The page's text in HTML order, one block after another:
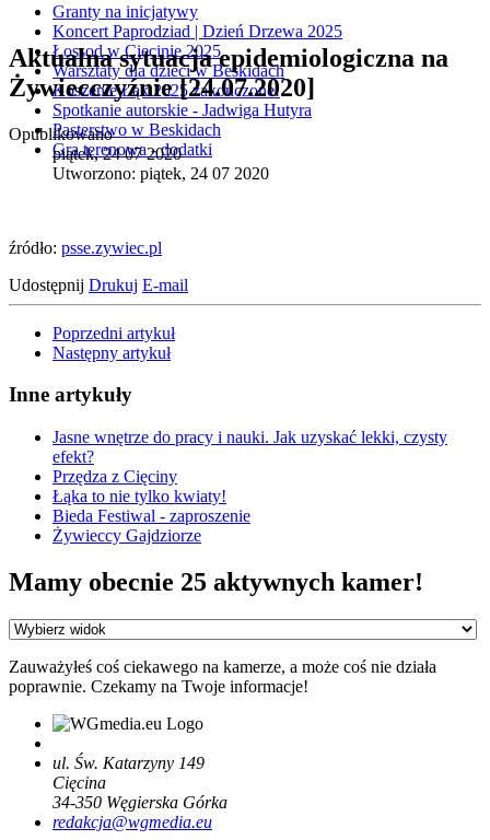
Granty na inicjatywy
Koncert Paprodziad | Dzień Drzewa 2025
Łossod w Cięcinie 2025
Warsztaty dla dzieci w Beskidach
Koszenie Łąk 2025 zakończone!
Spotkanie autorskie - Jadwiga Hutyra
Pasterstwo w Beskidach
Gra terenowa - dodatki
Aktualna sytuacja epidemiologiczna na
Żywiecczyźnie [24.07.2020]
Opublikowano
piątek, 24 07 2020
Utworzono: piątek, 24 07 2020
źródło: psse.zywiec.pl
Udostępnij Drukuj E-mail
Poprzedni artykuł
Następny artykuł
Inne artykuły
Jasne wnętrze do pracy i nauki. Jak uzyskać lekki, czysty
efekt?
Przędza z Cięciny
Łąka to nie tylko kwiaty!
Bieda Festiwal - zaproszenie
Żywieccy Gajdziorze
Mamy obecnie 25 aktywnych kamer!
Zauważyłeś coś ciekawego na kamerze, a może coś nie działa
poprawnie. Czekamy na Twoje informacje!
ul. Św. Katarzyny 149
Cięcina
34-350 Węgierska Górka
redakcja@wgmedia.eu